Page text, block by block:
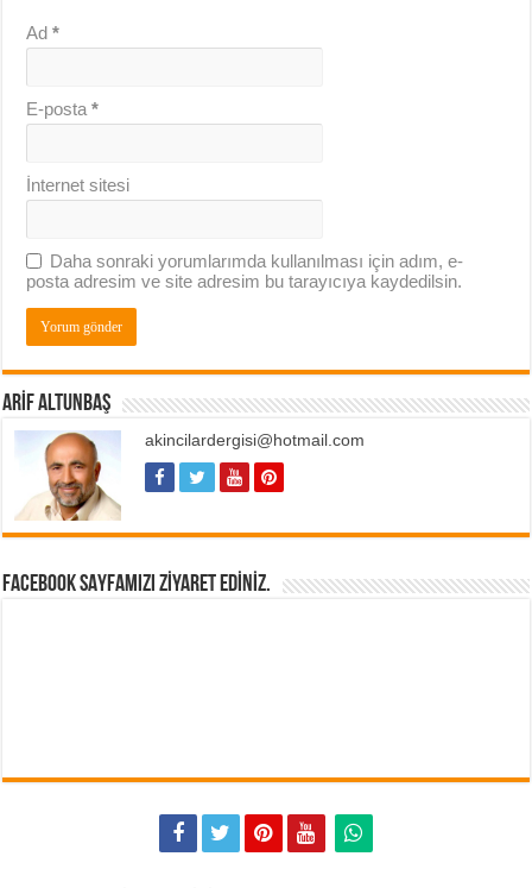
Ad*
E-posta*
İnternet sitesi
Daha sonraki yorumlarımda kullanılması için adım, e-
posta adresim ve site adresim bu tarayıcıya kaydedilsin.
ARIF ALTUNBAŞ
akincilardergisi@hotmail.com
FACEBOOK SAYFAMIZI ZIYARET EDINIZ.